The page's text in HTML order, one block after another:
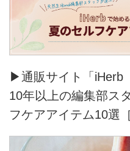
▶通販サイト「iHerb
10年以上の編集部ス
フケアアイテム10選［